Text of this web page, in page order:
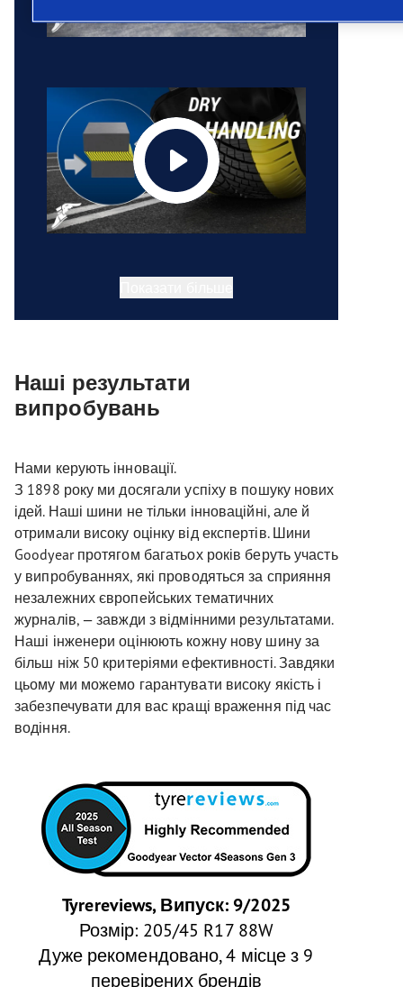
Наші результати
випробувань
Нами керують інновації.
З 1898 року ми досягали успіху в пошуку нових
ідей. Наші шини не тільки інноваційні, але й
отримали високу оцінку від експертів. Шини
Goodyear протягом багатьох років беруть участь
у випробуваннях, які проводяться за сприяння
незалежних європейських тематичних
журналів, — завжди з відмінними результатами.
Наші інженери оцінюють кожну нову шину за
більш ніж 50 критеріями ефективності. Завдяки
цьому ми можемо гарантувати високу якість і
забезпечувати для вас кращі враження під час
водіння.
Tyrereviews, Випуск: 9/2025
Розмір: 205/45 R17 88W
Дуже рекомендовано, 4 місце з 9
перевірених брендів